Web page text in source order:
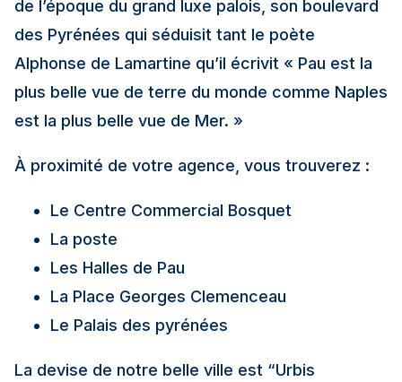
de l’époque du grand luxe palois, son boulevard
des Pyrénées qui séduisit tant le poète
Alphonse de Lamartine qu’il écrivit « Pau est la
plus belle vue de terre du monde comme Naples
est la plus belle vue de Mer. »
À proximité de votre agence, vous trouverez :
Le Centre Commercial Bosquet
La poste
Les Halles de Pau
La Place Georges Clemenceau
Le Palais des pyrénées
La devise de notre belle ville est “Urbis